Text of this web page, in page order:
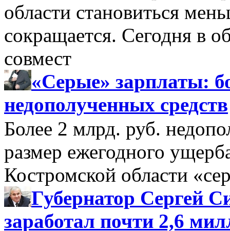
области становиться
сокращается. Сегодня в
совмест
«Серые» зарплаты:
недополученных средств
Более 2 млрд. руб.
размер ежегодного
Костромской области
Губернатор Сергей
заработал почти 2,6